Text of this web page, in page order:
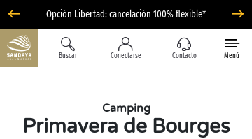
Opción Libertad: cancelación 100% flexible*
Buscar Conectarse Contacto Menú
Camping
Primavera de Bourges